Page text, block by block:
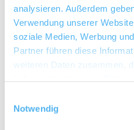
analysieren. Außerdem
Verwendung unserer
soziale Medien, Werbung
Partner führen diese
weiteren Daten zusammen,
Notwendig